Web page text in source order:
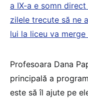
a IX-a e somn
zilele trecute să ne
lui la liceu va merge
Profesoara Dana
principală a
este să îl ajute pe